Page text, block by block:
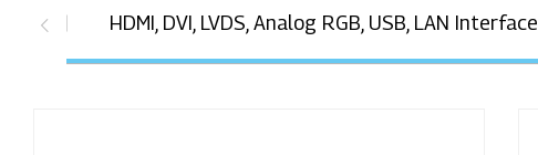
HDMI, DVI, LVDS, Analog RGB, USB, LAN Interface